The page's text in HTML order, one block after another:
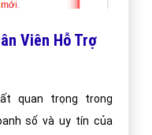
Viên Hỗ Trợ
quan trọng trong
số và uy tín của